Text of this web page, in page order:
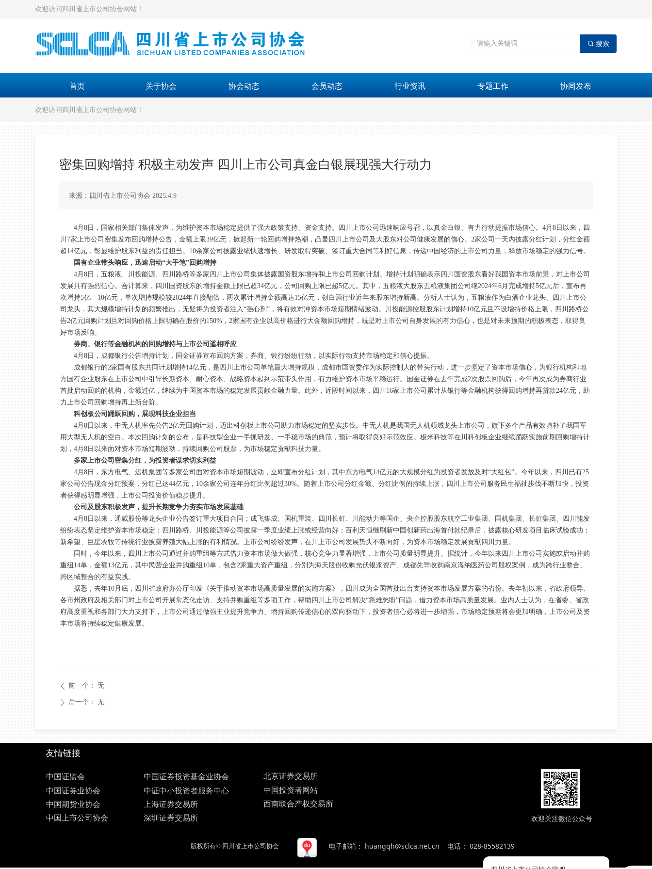
끠 搜索
首页 关于协会 协会动态 会员动态 行业资讯 专题工作 协同发布
欢迎访问四川省上市公司协会网站！
欢迎访问四川省上市公司协会网站！
4月8日，国家相关部门集体发声，为维护资本市场稳定提供了强大政策支持、资金支持。四川上市公司迅速响应号召，以真金白银、有力行动提振市场信心。4月8日以来，四
川7家上市公司密集发布回购增持公告，金额上限39亿元，掀起新一轮回购增持热潮，凸显四川上市公司及大股东对公司健康发展的信心。2家公司一天内披露分红计划，分红金额
超14亿元，彰显维护股东利益的责任担当。10余家公司披露业绩快速增长、研发取得突破、签订重大合同等利好信息，传递中国经济的上市公司力量，释放市场稳定的强力信号。
国有企业带头响应，迅速启动“大手笔”回购增持
4月8日，五粮液、川投能源、四川路桥等多家四川上市公司集体披露国资股东增持和上市公司回购计划。增持计划明确表示四川国资股东看好我国资本市场前景，对上市公司
发展具有强烈信心。合计算来，四川国资股东的增持金额上限已超34亿元，公司回购上限已超5亿元。其中，五粮液大股东五粮液集团公司继2024年6月完成增持5亿元后，宣布再
次增持5亿—10亿元，单次增持规模较2024年直接翻倍，两次累计增持金额高达15亿元，创白酒行业近年来股东增持新高。分析人士认为，五粮液作为白酒企业龙头、四川上市公
司龙头，其大规模增持计划的频繁推出，无疑将为投资者注入“强心剂”，将有效对冲资本市场短期情绪波动。川投能源控股股东计划增持10亿元且不设增持价格上限，四川路桥公
告2亿元回购计划且对回购价格上限明确在股价的150%，2家国有企业以高价格进行大金额回购增持，既是对上市公司自身发展的有力信心，也是对未来预期的积极表态，取得良
好市场反响。
券商、银行等金融机构的回购增持与上市公司遥相呼应
4月8日，成都银行公告增持计划，国金证券宣布回购方案，券商、银行纷纷行动，以实际行动支持市场稳定和信心提振。
成都银行的2家国有股东共同计划增持14亿元，是四川上市公司单笔最大增持规模，成都市国资委作为实际控制人的带头行动，进一步坚定了资本市场信心，为银行机构和地
方国有企业股东在上市公司中引导长期资本、耐心资本、战略资本起到示范带头作用，有力维护资本市场平稳运行。国金证券在去年完成2次股票回购后，今年再次成为券商行业
首批启动回购的机构，金额过亿，继续为中国资本市场的稳定发展贡献金融力量。此外，近段时间以来，四川16家上市公司累计从银行等金融机构获得回购增持再贷款24亿元，助
力上市公司回购增持再上新台阶。
科创板公司踊跃回购，展现科技企业担当
4月8日以来，中无人机率先公告2亿元回购计划，迈出科创板上市公司助力市场稳定的坚实步伐。中无人机是我国无人机领域龙头上市公司，旗下多个产品有效填补了我国军
用大型无人机的空白。本次回购计划的公布，是科技型企业一手抓研发、一手稳市场的典范，预计将取得良好示范效应。极米科技等在川科创板企业继续踊跃实施前期回购增持计
划，4月8日以来面对资本市场短期波动，持续回购公司股票，为市场稳定贡献科技力量。
多家上市公司密集分红，为投资者谋求切实利益
4月8日，东方电气、运机集团等多家公司面对资本市场短期波动，立即宣布分红计划，其中东方电气14亿元的大规模分红为投资者发放及时“大红包”。今年以来，四川已有25
家公司公告现金分红预案，分红已达44亿元，10余家公司连年分红比例超过30%。随着上市公司分红金额、分红比例的持续上涨，四川上市公司服务民生福祉步伐不断加快，投资
者获得感明显增强，上市公司投资价值稳步提升。
公司及股东积极发声，提升长期竞争力夯实市场发展基础
4月8日以来，通威股份等龙头企业公告签订重大项目合同；成飞集成、国机重装、四川长虹、川能动力等国企、央企控股股东航空工业集团、国机集团、长虹集团、四川能发
纷纷表态坚定维护资本市场稳定；四川路桥、川投能源等公司披露一季度业绩上涨或经营向好；百利天恒继刷新中国创新药出海首付款纪录后，披露核心研发项目临床试验成功；
新希望、巨星农牧等传统行业披露养殖大幅上涨的有利情况。上市公司纷纷发声，在川上市公司发展势头不断向好，为资本市场稳定发展贡献四川力量。
同时，今年以来，四川上市公司通过并购重组等方式借力资本市场做大做强，核心竞争力显著增强，上市公司质量明显提升。据统计，今年以来四川上市公司实施或启动并购
重组14单，金额13亿元，其中民营企业并购重组10单，包含2家重大资产重组，分别为海天股份收购光伏银浆资产、成都先导收购南京海纳医药公司股权案例，成为跨行业整合、
跨区域整合的有益实践。
据悉，去年10月底，四川省政府办公厅印发《关于推动资本市场高质量发展的实施方案》，四川成为全国首批出台支持资本市场发展方案的省份。去年初以来，省政府领导、
各市州政府及相关部门对上市公司开展常态化走访、支持并购重组等多项工作，帮助四川上市公司解决“急难愁盼”问题，借力资本市场高质量发展。业内人士认为，在省委、省政
府高度重视和各部门大力支持下，上市公司通过做强主业提升竞争力、增持回购传递信心的双向驱动下，投资者信心必将进一步增强，市场稳定预期将会更加明确，上市公司及资
本市场将持续稳定健康发展。
密集回购增持 积极主动发声 四川上市公司真金白银展现强大行动力
ꄴ 前一个： 无
ꄲ 后一个： 无
来源：四川省上市公司协会 2025.4.9
欢迎关注微信公众号
中国证监会
中国证券业协会
中国期货业协会
中国上市公司协会
友情链接
中国证券投资基金业协会
中证中小投资者服务中心
上海证券交易所
深圳证券交易所
北京证券交易所
中国投资者网站
西南联合产权交易所
版权所有© 四川省上市公司协会 电子邮箱： huangqh@sclca.net.cn 电话： 028-85582139